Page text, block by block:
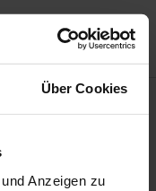
Über Cookies
Anzeigen zu
ist eine
des